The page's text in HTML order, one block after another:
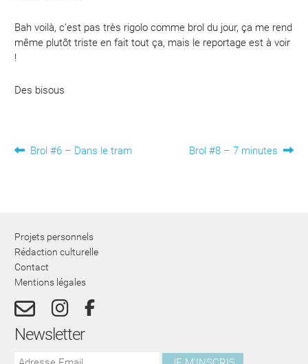
Bah voilà, c’est pas très rigolo comme brol du jour, ça me rend
même plutôt triste en fait tout ça, mais le reportage est à voir
!
Des bisous
Navigation
Article
Brol #6 – Dans le tram
Article
Brol #8 – 7 minutes
Projets personnels
Rédaction culturelle
Contact
Mentions légales
Newsletter